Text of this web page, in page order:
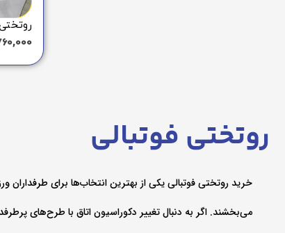
روتختی
روتختی فوتبالی
خرید روتختی فوتبالی یکی از بهترین انتخاب‌ها برای
می‌بخشند. اگر به دنبال تغییر دکوراسیون اتاق با طرح‌های